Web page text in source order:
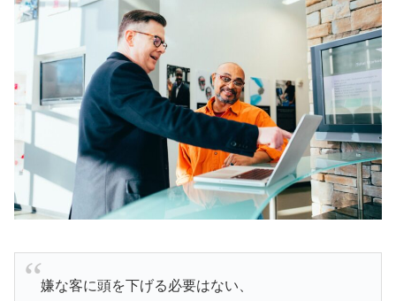
嫌な客に頭を下げる必要はない、